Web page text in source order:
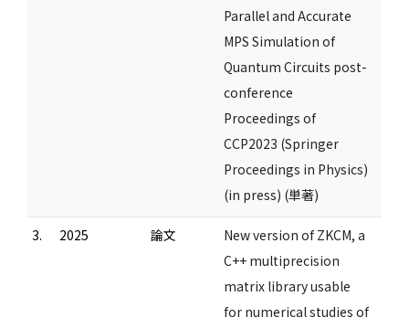
Parallel and Accurate
MPS Simulation of
Quantum Circuits post-
conference
Proceedings of
CCP2023 (Springer
Proceedings in Physics)
(in press) (単著)
3. 2025 論文
New version of ZKCM, a
C++ multiprecision
matrix library usable
for numerical studies of